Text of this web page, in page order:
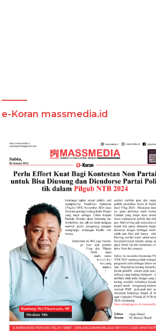
e-Koran massmedia.id